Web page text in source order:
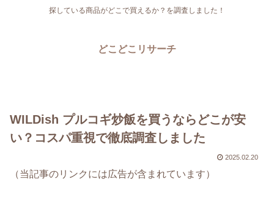
探している商品がどこで買えるか？を調査しました！
どこどこリサーチ
WILDish プルコギ炒飯を買うならどこが安
い？コスパ重視で徹底調査しました
2025.02.20
（当記事のリンクには広告が含まれています）